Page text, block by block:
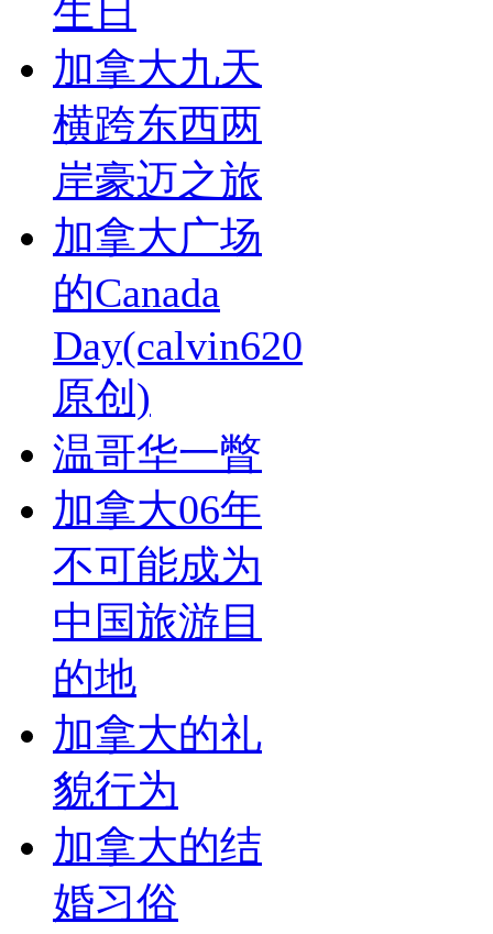
生日
加拿大九天
横跨东西两
岸豪迈之旅
加拿大广场
的Canada
Day(calvin620
原创)
温哥华一瞥
加拿大06年
不可能成为
中国旅游目
的地
加拿大的礼
貌行为
加拿大的结
婚习俗